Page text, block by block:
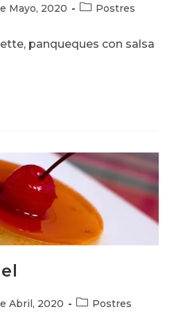
Mayo, 2020
Categoría
entrada:
Postres
panqueques con salsa
Abril, 2020
Categoría
Postres